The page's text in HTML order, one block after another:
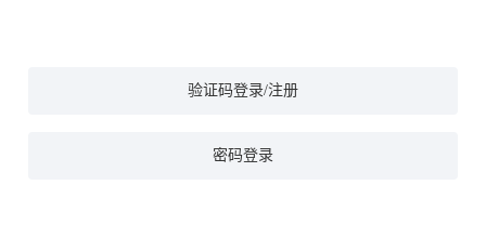
验证码登录/注册
密码登录